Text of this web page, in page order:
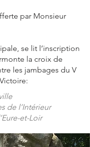
par Monsieur
se lit l’inscription
la croix de
les jambages du V
de l’Intérieur
et-Loir